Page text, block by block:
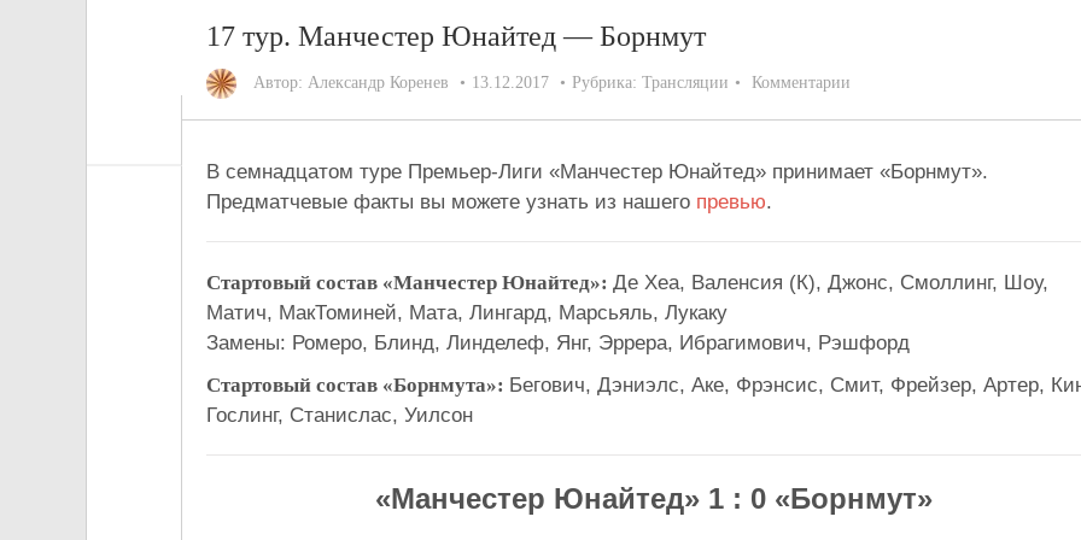
17 тур. Манчестер Юнайтед — Борнмут
Автор: Александр Коренев 13.12.2017 Рубрика: Трансляции Комментарии
В семнадцатом туре Премьер-Лиги «Манчестер Юнайтед» принимает «Борнмут».
Предматчевые факты вы можете узнать из нашего превью.
Стартовый состав «Манчестер Юнайтед»: Де Хеа, Валенсия (К), Джонс, Смоллинг, Шоу,
Матич, МакТоминей, Мата, Лингард, Марсьяль, Лукаку
Замены: Ромеро, Блинд, Линделеф, Янг, Эррера, Ибрагимович, Рэшфорд
Стартовый состав «Борнмута»: Бегович, Дэниэлс, Аке, Фрэнсис, Смит, Фрейзер, Артер,
Гослинг, Станислас, Уилсон
«Манчестер Юнайтед» 1 : 0 «Борнмут»